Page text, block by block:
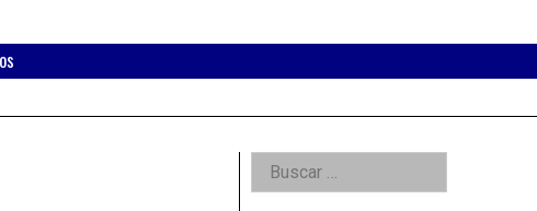
Area
Right
Asides
Buscar: